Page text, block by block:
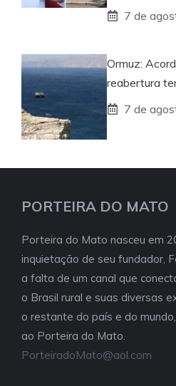
7 de
Ormuz:
reabertura
7 de
PORTEIRA DO MATO
Porteira do Mato nasceu em
inquietação de seu fundador,
a falta de um canal que
o Brasil rural e suas diversas
o restante do país e do
ao Porteira do Mato.
PorteiradoMato@aol.com